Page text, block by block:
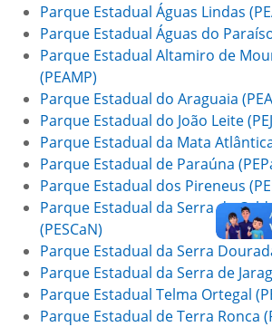
Parque Estadual Águas Lindas
Parque Estadual Águas do
Parque Estadual Altamiro de
(PEAMP)
Parque Estadual do Araguaia
Parque Estadual do João Leite
Parque Estadual da Mata
Parque Estadual de Paraúna
Parque Estadual dos Pireneus
Parque Estadual da Serra de
(PESCaN)
Parque Estadual da Serra
Parque Estadual da Serra de
Parque Estadual Telma Ortegal
Parque Estadual de Terra Ronca